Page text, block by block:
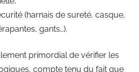
(harnais de sureté, casque,
gants…).
primordial de vérifier les
compte tenu du fait que